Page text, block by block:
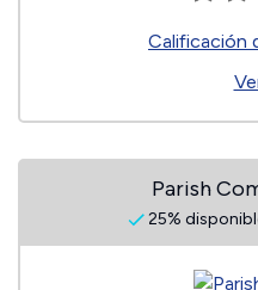
Calificación
Parish
25%